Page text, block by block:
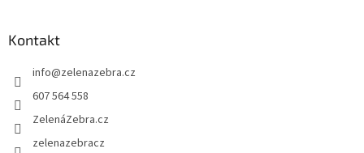
Kontakt
info@zelenazebra.cz
607 564 558
ZelenáZebra.cz
zelenazebracz